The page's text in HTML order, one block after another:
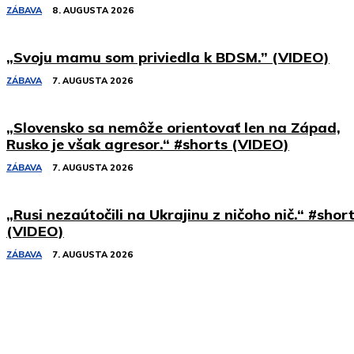
ZÁBAVA 8. AUGUSTA 2026
„Svoju mamu som priviedla k BDSM.” (VIDEO)
ZÁBAVA 7. AUGUSTA 2026
„Slovensko sa nemôže orientovať len na Západ,
Rusko je však agresor.“ #shorts (VIDEO)
ZÁBAVA 7. AUGUSTA 2026
„Rusi nezaútočili na Ukrajinu z ničoho nič.“
(VIDEO)
ZÁBAVA 7. AUGUSTA 2026